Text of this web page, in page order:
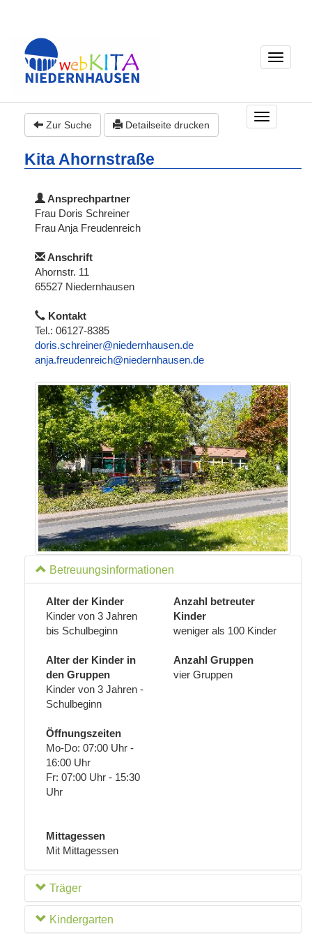
Toggle
Zur Suche Detailseite drucken
Kita Ahornstraße
Ansprechpartner
Frau Doris Schreiner
Frau Anja Freudenreich
Anschrift
Ahornstr. 11
65527 Niedernhausen
Kontakt
Tel.: 06127-8385
doris.schreiner@niedernhausen.de
anja.freudenreich@niedernhausen.de
Betreuungsinformationen
Alter der Kinder
Kinder von 3 Jahren
bis Schulbeginn
Alter der Kinder in
den Gruppen
Kinder von 3 Jahren -
Schulbeginn
Anzahl betreuter
Kinder
weniger als 100 Kinder
Anzahl Gruppen
vier Gruppen
Öffnungszeiten
Mo-Do: 07:00 Uhr -
16:00 Uhr
Fr: 07:00 Uhr - 15:30
Uhr
Mittagessen
Mit Mittagessen
Träger
Kindergarten
T